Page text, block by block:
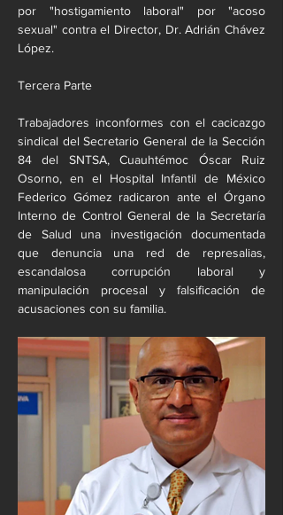
por "hostigamiento laboral" por "acoso
sexual" contra el Director, Dr. Adrián Chávez
López.
Tercera Parte
Trabajadores inconformes con el cacicazgo
sindical del Secretario General de la Sección
84 del SNTSA, Cuauhtémoc Óscar Ruiz
Osorno, en el Hospital Infantil de México
Federico Gómez radicaron ante el Órgano
Interno de Control General de la Secretaría
de Salud una investigación documentada
que denuncia una red de represalias,
escandalosa corrupción laboral y
manipulación procesal y falsificación de
acusaciones con su familia.